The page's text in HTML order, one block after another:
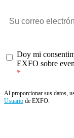
Doy mi
EXFO sobre
Al proporcionar sus datos,
Usuario de EXFO.